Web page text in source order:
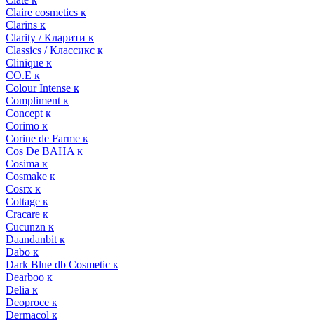
Claire cosmetics к
Clarins к
Clarity / Кларити к
Classics / Классикс к
Clinique к
CO.E к
Colour Intense к
Compliment к
Concept к
Corimo к
Corine de Farme к
Cos De BAHA к
Cosima к
Cosmake к
Cosrx к
Cottage к
Cracare к
Cucunzn к
Daandanbit к
Dabo к
Dark Blue db Cosmetic к
Dearboo к
Delia к
Deoproce к
Dermacol к